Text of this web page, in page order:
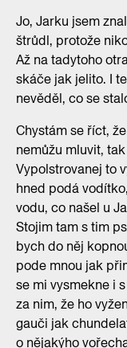
Jo, Jarku jsem
štrůdl, protože
Až na tadytoho
skáče jak jelito. I
nevěděl, co se
Chystám se říct,
nemůžu mluvit,
Vypolstrovanej to
hned podá
vodu, co našel u
Stojim tam s tim
bych do něj
pode mnou jak
se mi vysmekne i
za nim, že ho
gauči jak
o nějakýho